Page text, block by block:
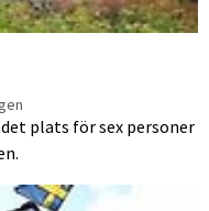
plats för sex personer